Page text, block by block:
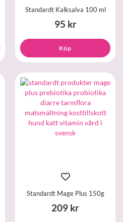
Standardt Kalksalva 100 ml
95 kr
Köp
Standardt Mage Plus 150g
209 kr